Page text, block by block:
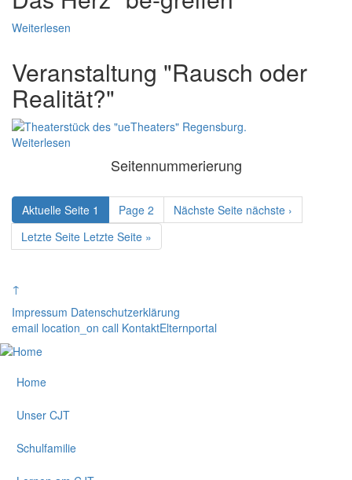
Weiterlesen
Veranstaltung "Rausch oder
Realität?"
Weiterlesen
Seitennummerierung
Aktuelle Seite 1 Page 2 Nächste Seite nächste ›
Letzte Seite Letzte Seite »
↑
Impressum Datenschutzerklärung
email location_on call KontaktElternportal
Home
Unser CJT
Schulfamilie